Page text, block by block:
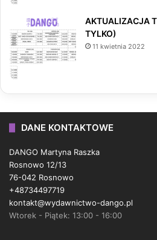
AKTUALIZACJA
TYLKO)
11 kwietnia 2022
DANE KONTAKTOWE
DANGO Martyna Raszka
Rosnowo 12/13
76-042 Rosnowo
+48734497719
kontakt@wydawnictwo-dango.pl
Wtorek - Piątek: 13:00 - 16:00